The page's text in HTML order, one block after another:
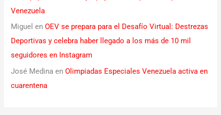
Venezuela
Miguel enOEV se prepara para el Desafío Virtual: Destrezas
Deportivas y celebra haber llegado a los más de 10 mil
seguidores en Instagram
José Medina enOlimpiadas Especiales Venezuela activa en
cuarentena